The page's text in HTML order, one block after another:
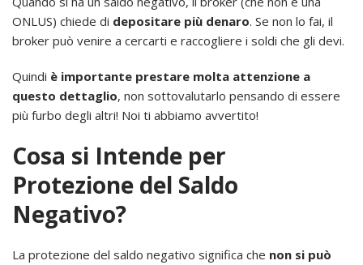
ONLUS) chiede di depositare più denaro. Se non lo fai, il
broker può venire a cercarti e raccogliere i soldi che gli devi.
Quindi è importante prestare molta attenzione a
questo dettaglio, non sottovalutarlo pensando di essere
più furbo degli altri! Noi ti abbiamo avvertito!
Cosa si Intende per
Protezione del Saldo
Negativo?
La protezione del saldo negativo significa che non si può